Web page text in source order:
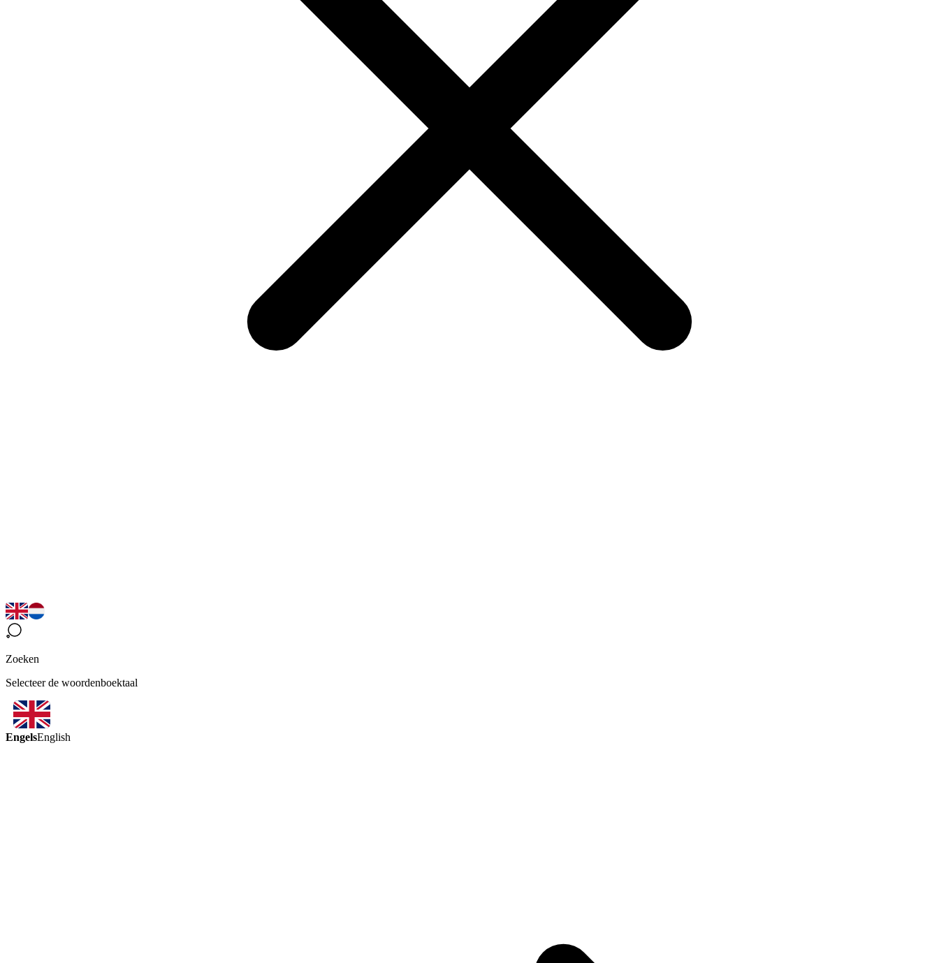
Zoeken
Selecteer de woordenboektaal
EngelsEnglish